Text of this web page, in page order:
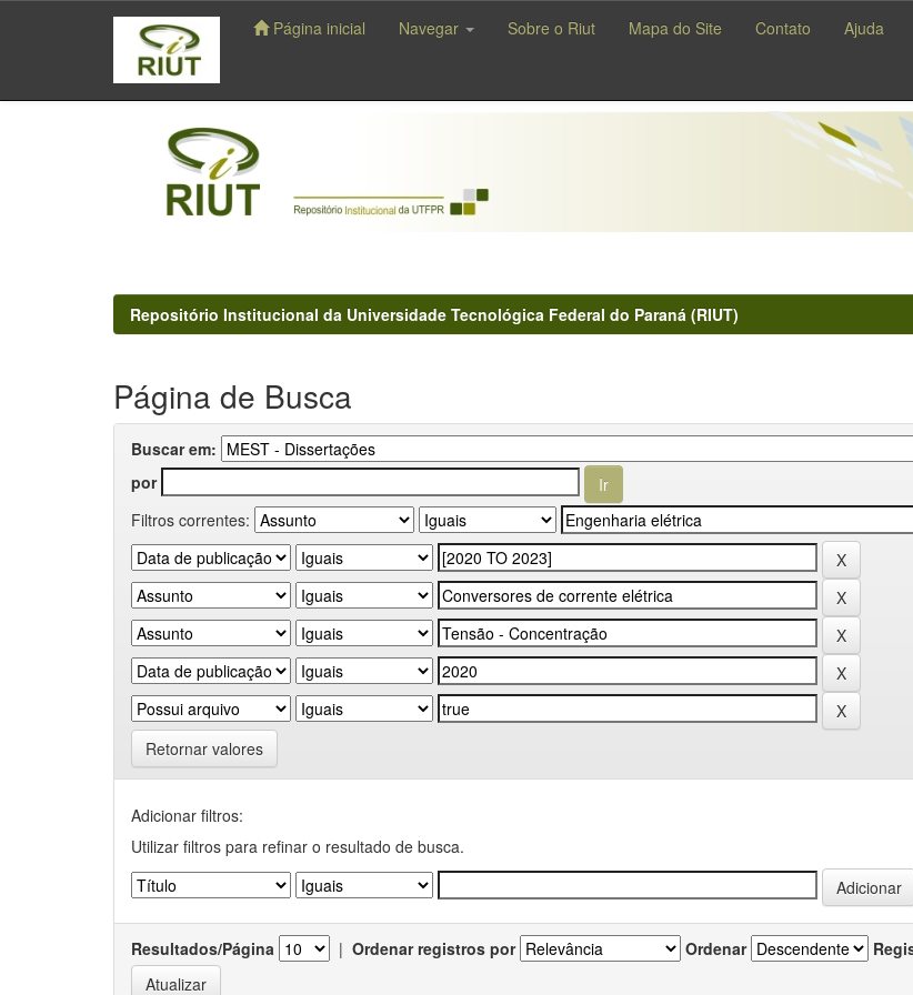
navigation
Página inicial Navegar Sobre o Riut Mapa do Site Contato Ajuda
Repositório Institucional da Universidade Tecnológica Federal do Paraná (RIUT)
Página de Busca
Buscar em:
por
Filtros correntes:
Retornar valores
Adicionar filtros:
Utilizar filtros para refinar o resultado de busca.
Resultados/Página | Ordenar registros por Ordenar